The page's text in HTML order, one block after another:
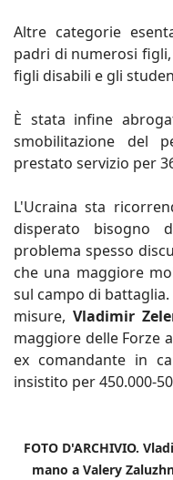
Altre categorie
padri di numerosi
figli disabili e gli
È stata infine
smobilitazione del
prestato servizio per
L'Ucraina sta
disperato bisogno
problema spesso
che una maggiore
sul campo di
misure,Vladimir
maggiore delle Forze
ex comandante in
insistito per 450.000-
FOTO D'ARCHIVIO.
mano a Valery